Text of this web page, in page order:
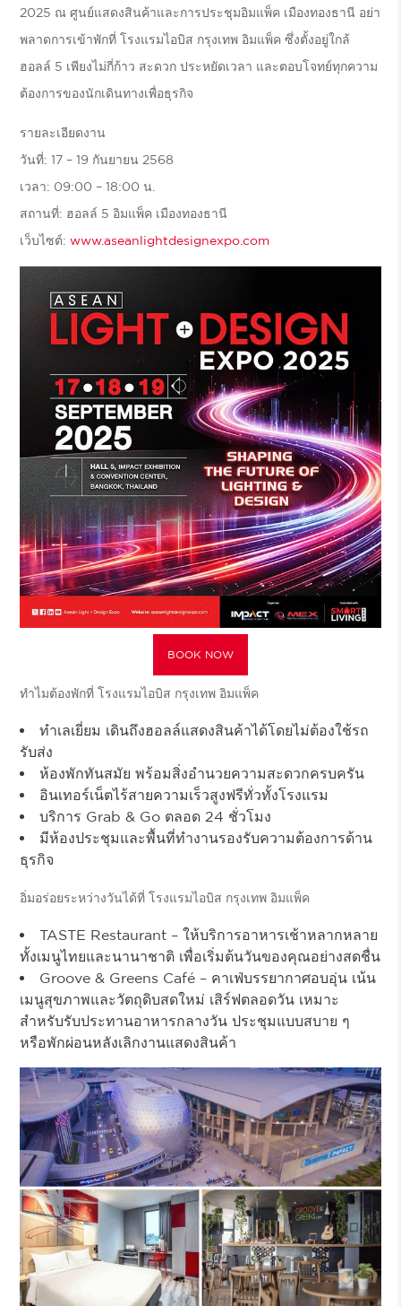
2025 ณ ศูนย์แสดงสินค้าและการประชุมอิมแพ็ค เมืองทองธานี อย่า
พลาดการเข้าพักที่โรงแรมไอบิส กรุงเทพ อิมแพ็ค ซึ่งตั้งอยู่ใกล้
ฮอลล์ 5 เพียงไม่กี่ก้าว สะดวก ประหยัดเวลา และตอบโจทย์ทุกความ
ต้องการของนักเดินทางเพื่อธุรกิจ
รายละเอียดงาน
วันที่: 17 – 19 กันยายน 2568
เวลา: 09:00 – 18:00 น.
สถานที่: ฮอลล์ 5 อิมแพ็ค เมืองทองธานี
เว็บไซต์:www.aseanlightdesignexpo.com
BOOK NOW
ทำไมต้องพักที่ โรงแรมไอบิส กรุงเทพ อิมแพ็ค
ทำเลเยี่ยม เดินถึงฮอลล์แสดงสินค้าได้โดยไม่ต้องใช้รถ
รับส่ง
ห้องพักทันสมัย พร้อมสิ่งอำนวยความสะดวกครบครัน
อินเทอร์เน็ตไร้สายความเร็วสูงฟรีทั่วทั้งโรงแรม
บริการ Grab & Go ตลอด 24 ชั่วโมง
มีห้องประชุมและพื้นที่ทำงานรองรับความต้องการด้าน
ธุรกิจ
อิ่มอร่อยระหว่างวันได้ที่ โรงแรมไอบิส กรุงเทพ อิมแพ็ค
TASTE Restaurant – ให้บริการอาหารเช้าหลากหลาย
ทั้งเมนูไทยและนานาชาติ เพื่อเริ่มต้นวันของคุณอย่างสดชื่น
Groove & Greens Café – คาเฟ่บรรยากาศอบอุ่น เน้น
เมนูสุขภาพและวัตถุดิบสดใหม่ เสิร์ฟตลอดวัน เหมาะ
สำหรับรับประทานอาหารกลางวัน ประชุมแบบสบาย ๆ
หรือพักผ่อนหลังเลิกงานแสดงสินค้า